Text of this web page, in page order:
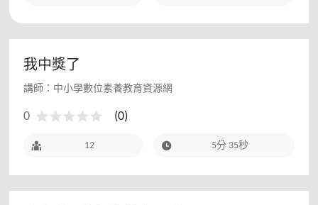
我中獎了
講師：中小學數位素養教育資源網
0 (0)
12 5分 35秒